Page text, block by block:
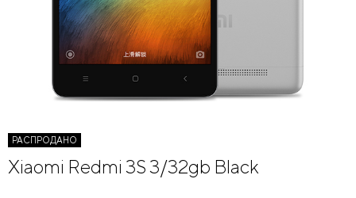
РАСПРОДАНО
Xiaomi Redmi 3S 3/32gb Black